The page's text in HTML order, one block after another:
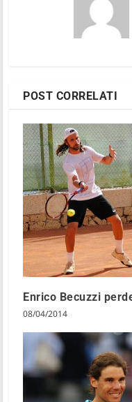
POST CORRELATI
Enrico Becuzzi
08/04/2014